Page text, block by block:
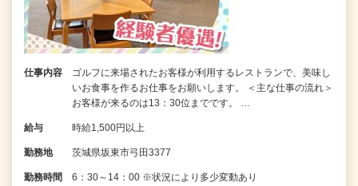
仕事内容
ゴルフに来場されたお客様が利用するレストランで、美味し
いお食事を作るお仕事をお願いします。 ＜主な仕事の流れ＞
お客様が来るのは13：30位までです。 …
給与 時給1,500円以上
勤務地 茨城県坂東市弓田3377
勤務時間 6：30～14：00 ※状況により多少変動あり